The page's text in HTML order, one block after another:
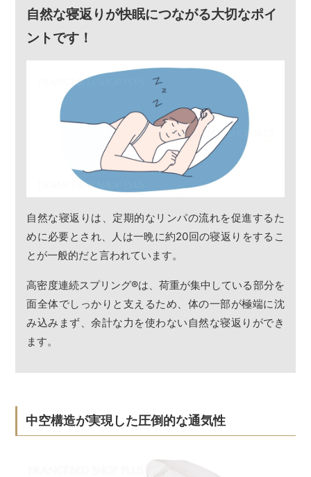
自然な寝返りが快眠につながる大切なポイ
ントです！
自然な寝返りは、定期的なリンパの流れを促進するた
めに必要とされ、人は一晩に約20回の寝返りをするこ
とが一般的だと言われています。
高密度連続スプリング®は、荷重が集中している部分を
面全体でしっかりと支えるため、体の一部が極端に沈
み込みまず、余計な力を使わない自然な寝返りができ
ます。
中空構造が実現した圧倒的な通気性